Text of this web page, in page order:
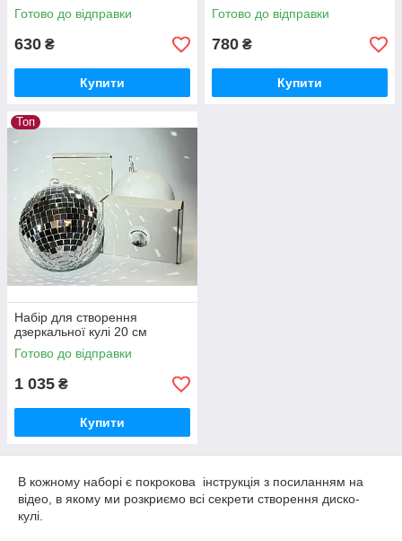
Готово до відправки
630 ₴
Купити
Готово до відправки
780 ₴
Купити
Топ
Набір для створення
дзеркальної кулі 20 см
Готово до відправки
1 035 ₴
Купити
В кожному наборі є покрокова інструкція з посиланням на
відео, в якому ми розкриємо всі секрети створення диско-
кулі.